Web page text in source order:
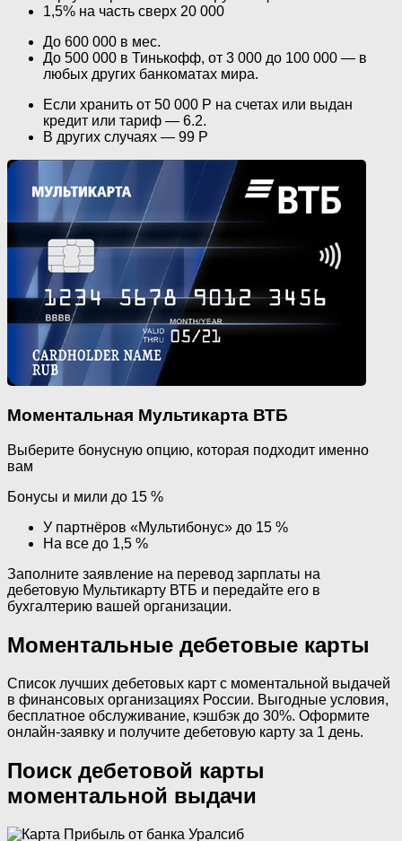
1,5% на часть сверх 20 000
До 600 000 в мес.
До 500 000 в Тинькофф, от 3 000 до 100 000 — в
любых других банкоматах мира.
Если хранить от 50 000 Р на счетах или выдан
кредит или тариф — 6.2.
В других случаях — 99 Р
Моментальная Мультикарта ВТБ
Выберите бонусную опцию, которая подходит именно
вам
Бонусы и мили до 15 %
У партнёров «Мультибонус» до 15 %
На все до 1,5 %
Заполните заявление на перевод зарплаты на
дебетовую Мультикарту ВТБ и передайте его в
бухгалтерию вашей организации.
Моментальные дебетовые карты
Список лучших дебетовых карт с моментальной выдачей
в финансовых организациях России. Выгодные условия,
бесплатное обслуживание, кэшбэк до 30%. Оформите
онлайн-заявку и получите дебетовую карту за 1 день.
Поиск дебетовой карты
моментальной выдачи